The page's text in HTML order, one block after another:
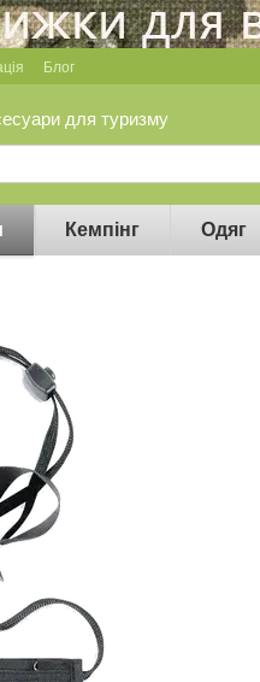
Блог
для туризму
Кемпінг Одяг